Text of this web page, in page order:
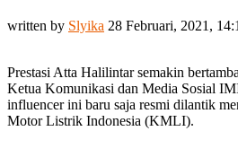
written by Slyika 28 Februari, 2021,
Prestasi Atta Halilintar semakin
Ketua Komunikasi dan Media Sosial
influencer ini baru saja resmi dilantik
Motor Listrik Indonesia (KMLI).